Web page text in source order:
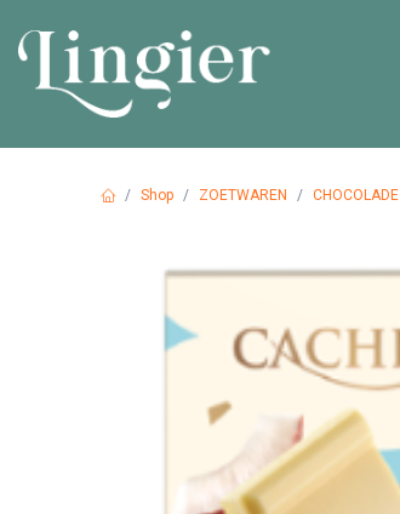
Shop ZOETWAREN CHOCOLADE